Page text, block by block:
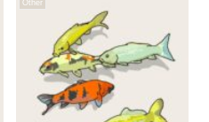
Other